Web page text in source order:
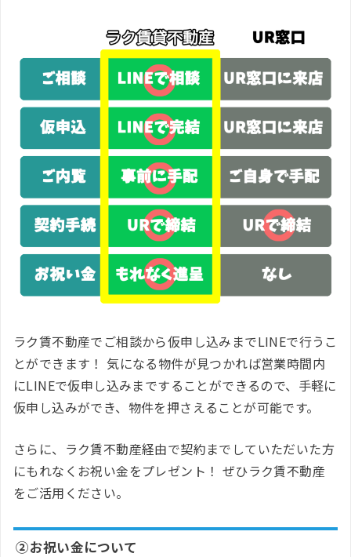
ラク賃不動産でご相談から仮申し込みまでLINEで行うこ
とができます！ 気になる物件が見つかれば営業時間内
にLINEで仮申し込みまですることができるので、手軽に
仮申し込みができ、物件を押さえることが可能です。
さらに、ラク賃不動産経由で契約までしていただいた方
にもれなくお祝い金をプレゼント！ ぜひラク賃不動産
をご活用ください。
②お祝い金について